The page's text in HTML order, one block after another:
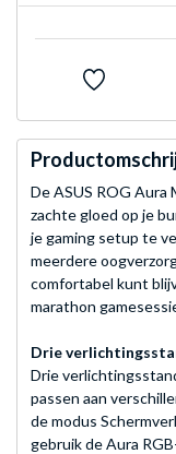
De ASUS ROG
zachte gloed op je
je gaming setup te
meerdere
comfortabel kunt
marathon
Drie
Drie
passen aan
de modus
gebruik de Aura